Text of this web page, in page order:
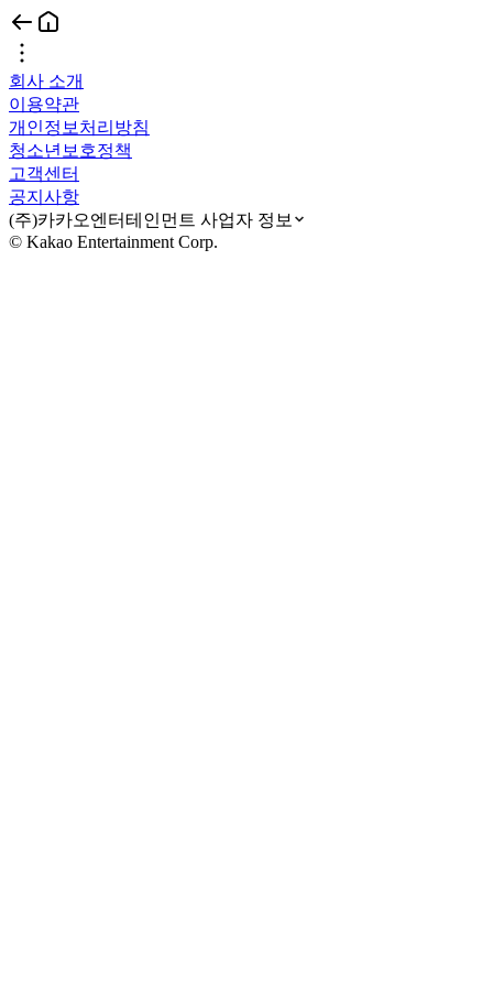
회사 소개
이용약관
개인정보처리방침
청소년보호정책
고객센터
공지사항
(주)카카오엔터테인먼트 사업자 정보
© Kakao Entertainment Corp.